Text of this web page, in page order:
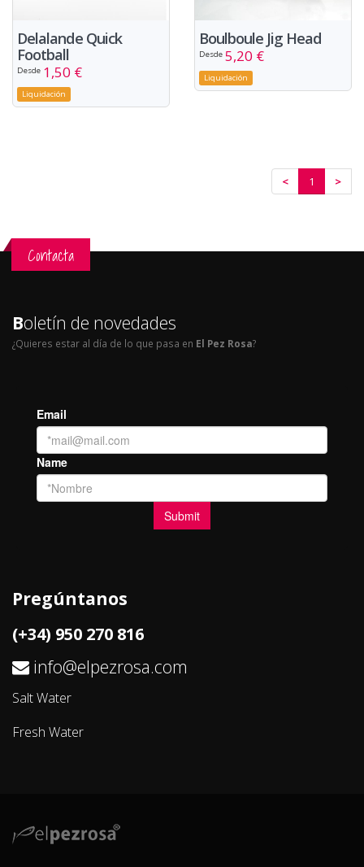
Delalande Quick
Football
Desde 1,50 €
Liquidación
Boulboule Jig Head
Desde 5,20 €
Liquidación
< 1 >
Contacta
Boletín de novedades
¿Quieres estar al día de lo que pasa en El Pez Rosa?
Pregúntanos
(+34) 950 270 816
info@elpezrosa.com
Salt Water
Fresh Water